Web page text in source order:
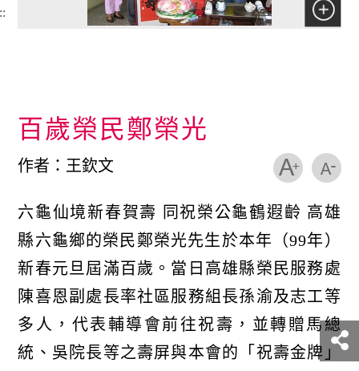
百歲榮民鄭榮光
作者：王欽文
六龜仙境新春賀壽 同祝榮公龜鶴遐齡 高雄
縣六龜鄉的榮民鄭榮光先生於本年（99年）
新春元旦屆滿百歲。當日高雄縣榮民服務處
陳喜恩副處長率社區服務組長孫渝及志工等
多人，代表輔導會前往祝壽，並轉贈馬總
統、吳院長等之壽屏與本會的「祝壽金牌」